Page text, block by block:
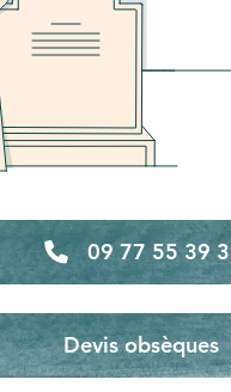
09 77 55 39
Devis obsèques